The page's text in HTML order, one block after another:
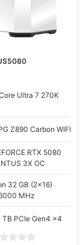
Ultra 7 270K
Z890 Carbon WIFI
RTX 5080
3X OC
32 GB (2x16)
MHz
TB PCIe Gen4 x4